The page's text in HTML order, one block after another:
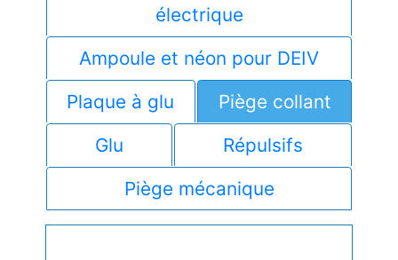
électrique
Ampoule et néon pour DEIV
Plaque à glu
Piège collant
Glu
Répulsifs
Piège mécanique